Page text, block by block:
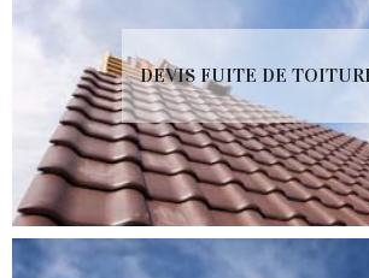
DEVIS FUITE DE